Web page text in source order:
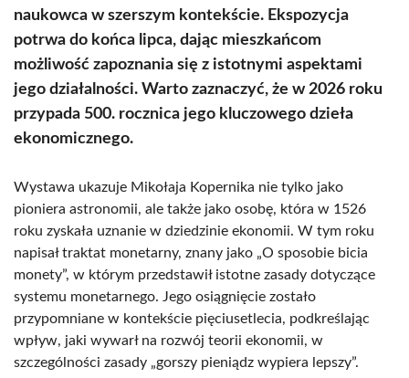
naukowca w szerszym kontekście. Ekspozycja
potrwa do końca lipca, dając mieszkańcom
możliwość zapoznania się z istotnymi aspektami
jego działalności. Warto zaznaczyć, że w 2026 roku
przypada 500. rocznica jego kluczowego dzieła
ekonomicznego.
Wystawa ukazuje Mikołaja Kopernika nie tylko jako
pioniera astronomii, ale także jako osobę, która w 1526
roku zyskała uznanie w dziedzinie ekonomii. W tym roku
napisał traktat monetarny, znany jako „O sposobie bicia
monety”, w którym przedstawił istotne zasady dotyczące
systemu monetarnego. Jego osiągnięcie zostało
przypomniane w kontekście pięciusetlecia, podkreślając
wpływ, jaki wywarł na rozwój teorii ekonomii, w
szczególności zasady „gorszy pieniądz wypiera lepszy”.